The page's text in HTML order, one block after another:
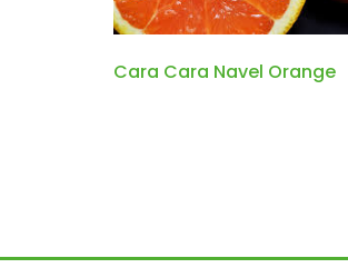
Cara Cara Navel Orange